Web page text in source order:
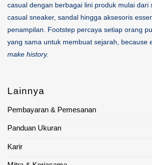
casual dengan berbagai lini produk mulai dari
casual sneaker, sandal hingga aksesoris
penampilan. Footstep percaya setiap orang
yang sama untuk membuat sejarah, because
make history.
Lainnya
Pembayaran & Pemesanan
Panduan Ukuran
Karir